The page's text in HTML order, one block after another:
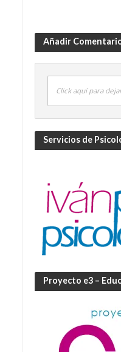
Añadir
Click aquí para
Servicios de
Proyecto e3 –